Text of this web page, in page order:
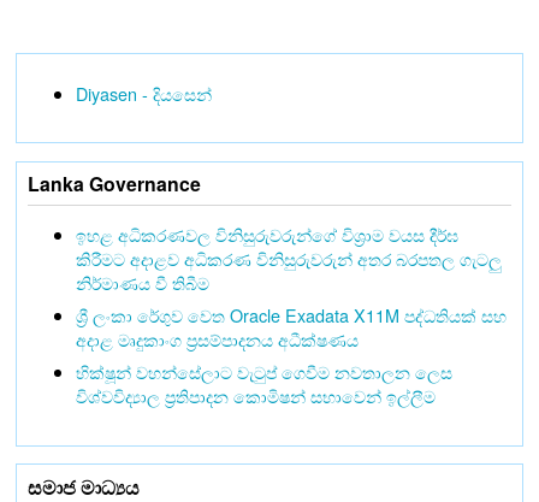
Diyasen - දියසෙන්
Lanka Governance
ඉහළ අධිකරණවල විනිසුරුවරුන්ගේ විශ්‍රාම වයස දීර්ඝ
කිරීමට අදාළව අධිකරණ විනිසුරුවරුන් අතර බරපතල ගැටලු
නිර්මාණය වී තිබීම
ශ්‍රී ලංකා රේගුව වෙත Oracle Exadata X11M පද්ධතියක් සහ
අදාළ මෘදුකාංග ප්‍රසම්පාදනය අධීක්ෂණය
භික්ෂූන් වහන්සේලාට වැටුප් ගෙවීම නවතාලන ලෙස
විශ්වවිද්‍යාල ප්‍රතිපාදන කොමිෂන් සභාවෙන් ඉල්ලීම
සමාජ මාධ්‍යය